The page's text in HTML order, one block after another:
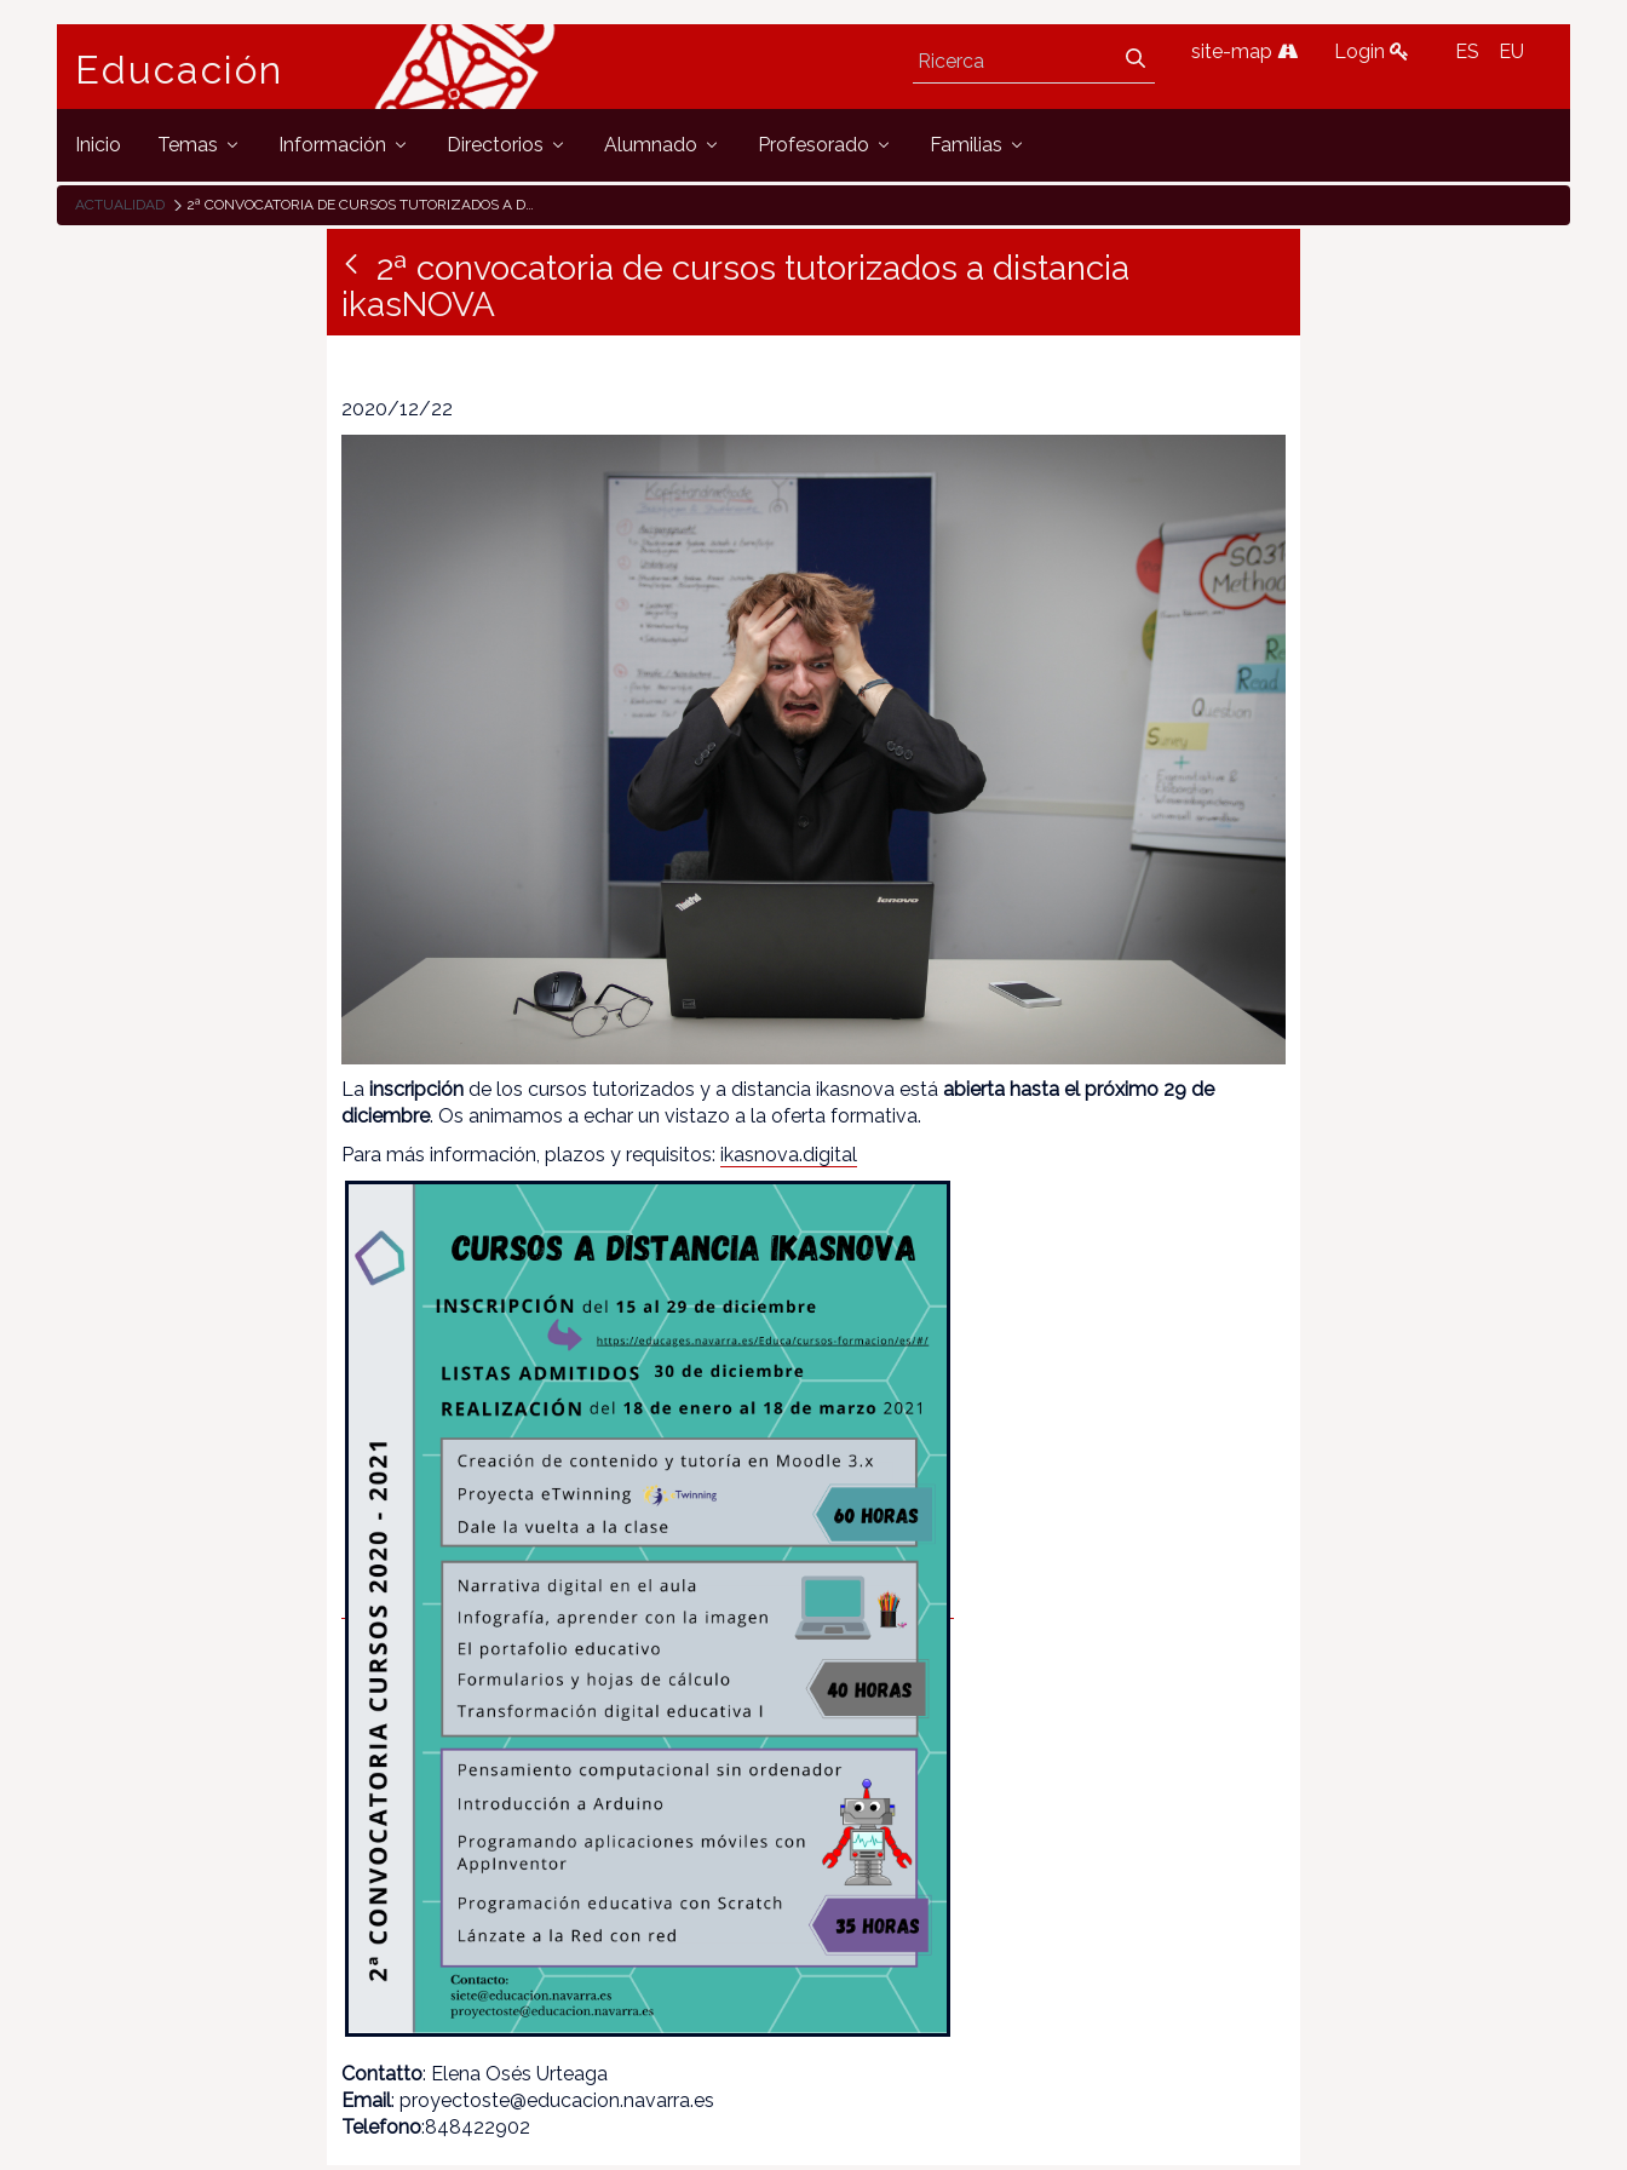
Educación site-map Login ES EU
Inicio Temas Información Directorios Alumnado Profesorado Familias
ACTUALIDAD 2ª CONVOCATORIA DE CURSOS TUTORIZADOS A DISTANCIA IKASNOVA
2ª convocatoria de cursos tutorizados a distancia
ikasNOVA
2020/12/22
La inscripción de los cursos tutorizados y a distancia ikasnova estáabierta hasta el próximo 29 de
diciembre. Os animamos a echar un vistazo a la oferta formativa.
Para más información, plazos y requisitos:ikasnova.digital
Contatto: Elena Osés Urteaga
Email: proyectoste@educacion.navarra.es
Telefono:848422902